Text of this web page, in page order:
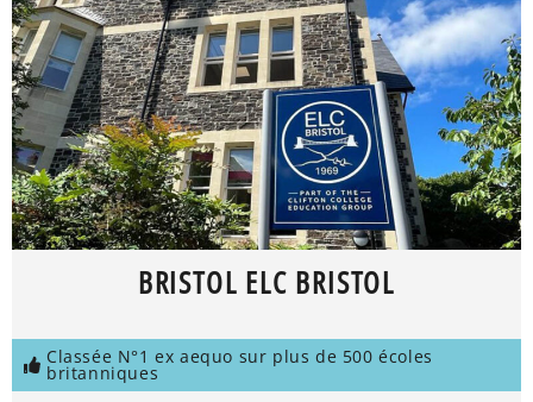
BRISTOL ELC BRISTOL
Classée N°1 ex aequo sur plus de 500 écoles
britanniques